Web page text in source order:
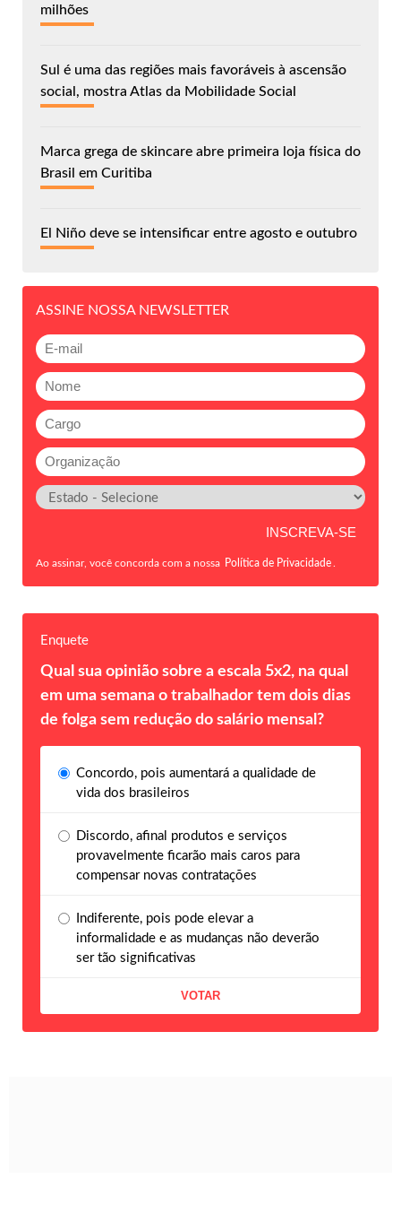
milhões
Sul é uma das regiões mais favoráveis à ascensão
social, mostra Atlas da Mobilidade Social
Marca grega de skincare abre primeira loja física do
Brasil em Curitiba
El Niño deve se intensificar entre agosto e outubro
ASSINE NOSSA NEWSLETTER
Ao assinar, você concorda com a nossa Política de Privacidade
Enquete
Qual sua opinião sobre a escala 5x2, na qual
em uma semana o trabalhador tem dois dias
de folga sem redução do salário mensal?
Concordo, pois aumentará a qualidade de
vida dos brasileiros
Discordo, afinal produtos e serviços
provavelmente ficarão mais caros para
compensar novas contratações
Indiferente, pois pode elevar a
informalidade e as mudanças não deverão
ser tão significativas